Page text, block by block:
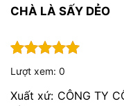
CHÀ LÀ SẤY DẺO
5trên 5
dựa trên
1
đánh giá
Lượt xem: 0
Xuất xứ: CÔNG TY